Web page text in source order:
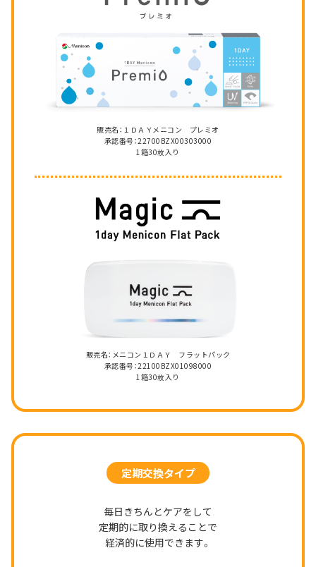
販売名：１ＤＡＹメニコン プレミオ
承認番号：22700BZX00303000
1箱30枚入り
販売名：メニコン１ＤＡＹ フラットパック
承認番号：22100BZX01098000
1箱30枚入り
定期交換タイプ
毎日きちんとケアをして
定期的に取り換えることで
経済的に使用できます。